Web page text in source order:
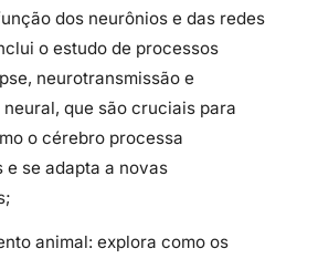
dos neurônios e das redes
o estudo de processos
neurotransmissão e
que são cruciais para
o cérebro processa
e se adapta a novas
animal: explora como os